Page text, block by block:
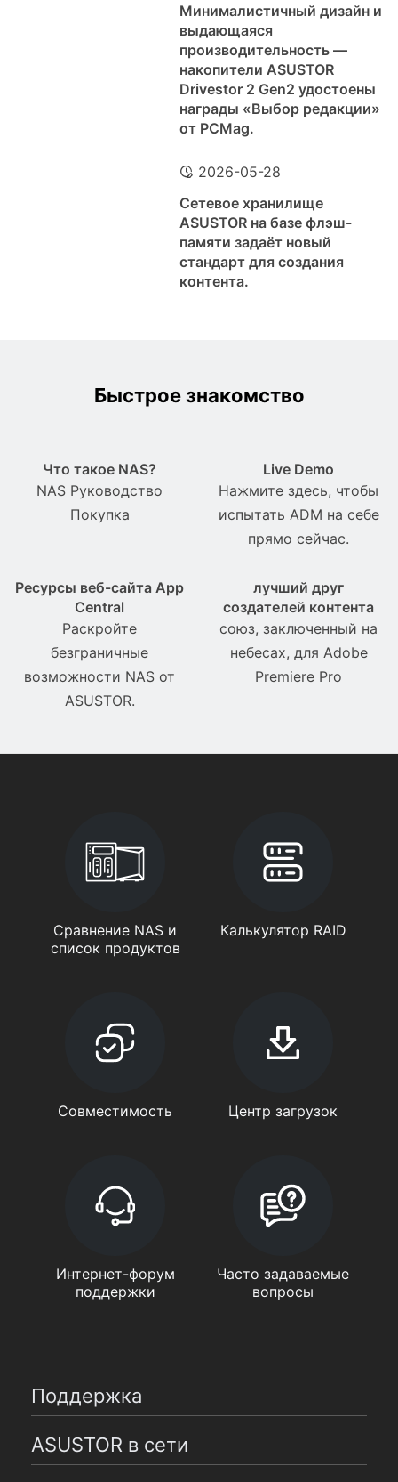
Минималистичный дизайн и
выдающаяся
производительность —
накопители ASUSTOR
Drivestor 2 Gen2 удостоены
награды «Выбор редакции»
от PCMag.
2026-05-28
Сетевое хранилище
ASUSTOR на базе флэш-
памяти задаёт новый
стандарт для создания
контента.
Быстрое знакомство
Что такое NAS?
NAS Pуководство
Покупка
Live Demo
Нажмите здесь, чтобы
испытать ADM на себе
прямо сейчас.
Ресурсы веб-сайта App
Central
Раскройте
безграничные
возможности NAS от
ASUSTOR.
лучший друг
создателей контента
союз, заключенный на
небесах, для Adobe
Premiere Pro
Сравнение NAS и
список продуктов
Калькулятор RAID
Совместимость Центр загрузок
Интернет-форум
поддержки
Часто задаваемые
вопросы
Поддержка
ASUSTOR в сети